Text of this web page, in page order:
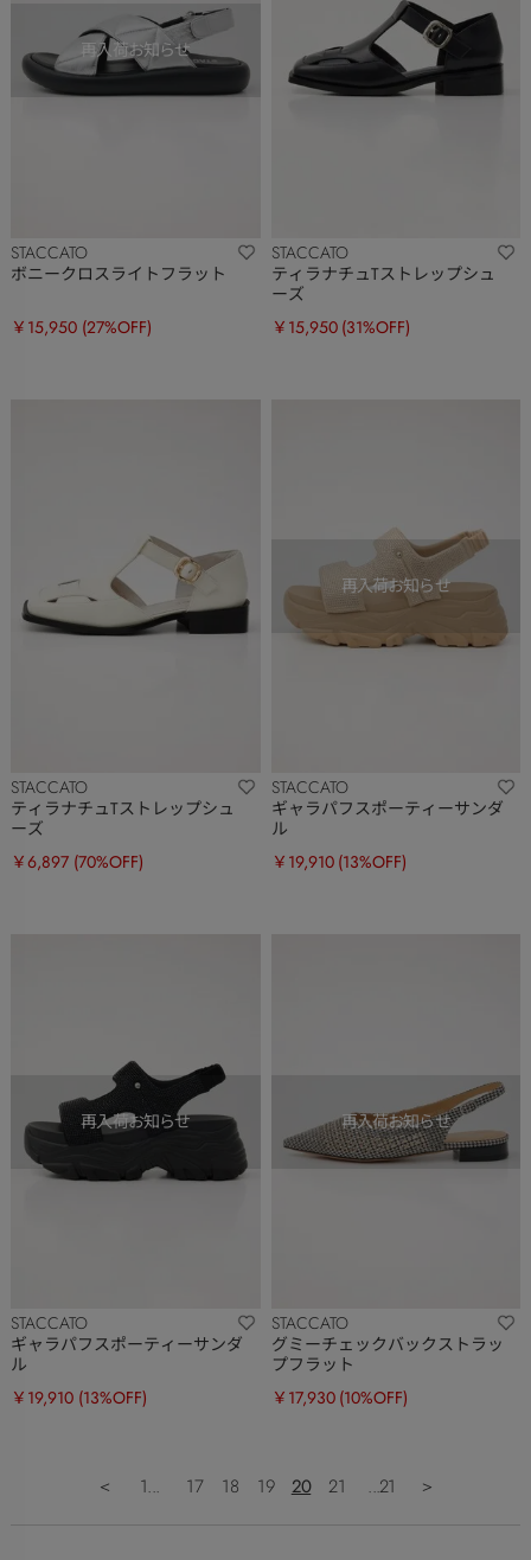
STACCATO
ボニークロスライトフラット
￥15,950 (27%OFF)
STACCATO
ティラナチュTストレップシュ
ーズ
￥15,950 (31%OFF)
STACCATO
ティラナチュTストレップシュ
ーズ
￥6,897 (70%OFF)
STACCATO
ギャラパフスポーティーサンダ
ル
￥19,910 (13%OFF)
STACCATO
ギャラパフスポーティーサンダ
ル
￥19,910 (13%OFF)
STACCATO
グミーチェックバックストラッ
プフラット
￥17,930 (10%OFF)
＜ 1... 17 18 19 20 21 ...21 ＞